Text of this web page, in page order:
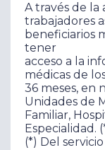
A través de la
trabajadores
beneficiarios
tener
acceso a la
médicas de
36 meses, en
Unidades de
Familiar,
Especialidad.
(*) Del